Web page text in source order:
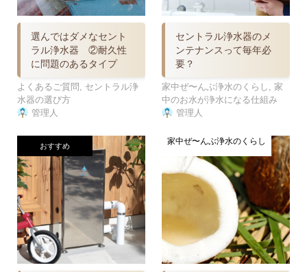
選んではダメなセント
ラル浄水器 ②耐久性
に問題のあるタイプ
よくあるご質問 , セントラル浄
水器の選び方
管理人
セントラル浄水器のメ
ンテナンスって毎年必
要？
家中ぜ〜んぶ浄水のくらし ,家
中のお水が浄水になる仕組み
管理人
おすすめ 家中ぜ〜んぶ浄水のくらし